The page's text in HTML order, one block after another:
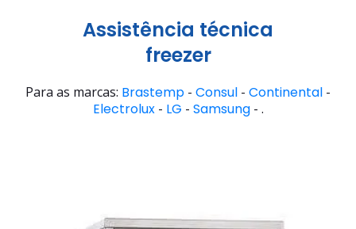
Assistência técnica
freezer
Para as marcas: Brastemp - Consul - Continental -
Electrolux- LG - Samsung- .